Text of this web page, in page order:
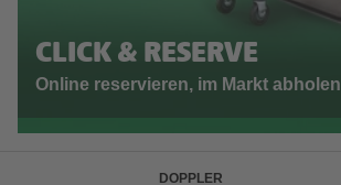
CLICK & RESERVE
Online reservieren, im Markt abholen
DOPPLER